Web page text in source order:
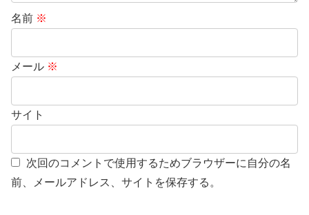
名前 ※
メール ※
サイト
次回のコメントで使用するためブラウザーに自分の名
前、メールアドレス、サイトを保存する。